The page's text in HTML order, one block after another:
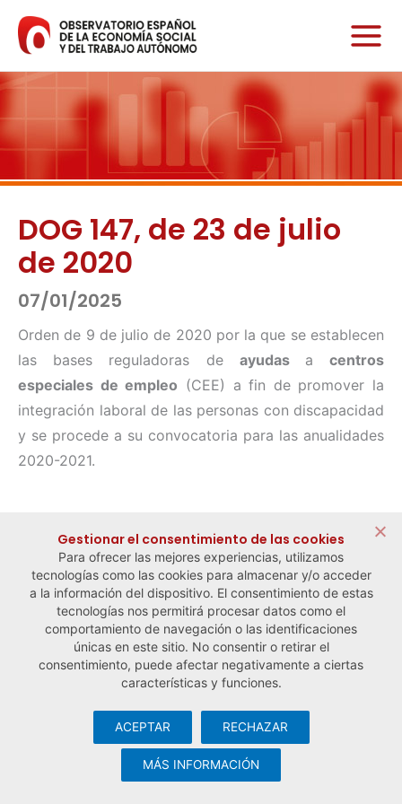
contenido
DOG 147, de 23 de julio
de 2020
07/01/2025
Orden de 9 de julio de 2020 por la que se establecen
las bases reguladoras de ayudas acentros
especiales de empleo (CEE) a fin de promover la
integración laboral de las personas con discapacidad
y se procede a su convocatoria para las anualidades
2020-2021.
← Noticia anterior Noticia siguiente →
© Observatorio Español de la Economía Social y del Trabajo
Aviso legal y política de privacidad
cookies· Desarrollo web:Visualco
Gestionar el consentimiento de las cookies
Para ofrecer las mejores experiencias, utilizamos
tecnologías como las cookies para almacenar y/o acceder
a la información del dispositivo. El consentimiento de estas
tecnologías nos permitirá procesar datos como el
comportamiento de navegación o las identificaciones
únicas en este sitio. No consentir o retirar el
consentimiento, puede afectar negativamente a ciertas
características y funciones.
ACEPTAR RECHAZAR
MÁS INFORMACIÓN